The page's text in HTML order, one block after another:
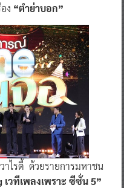
ง “ตำย่าบอก”
ไรตี้ ด้วยรายการมหาชน
เวทีเพลงเพราะ ซีซั่น 5”